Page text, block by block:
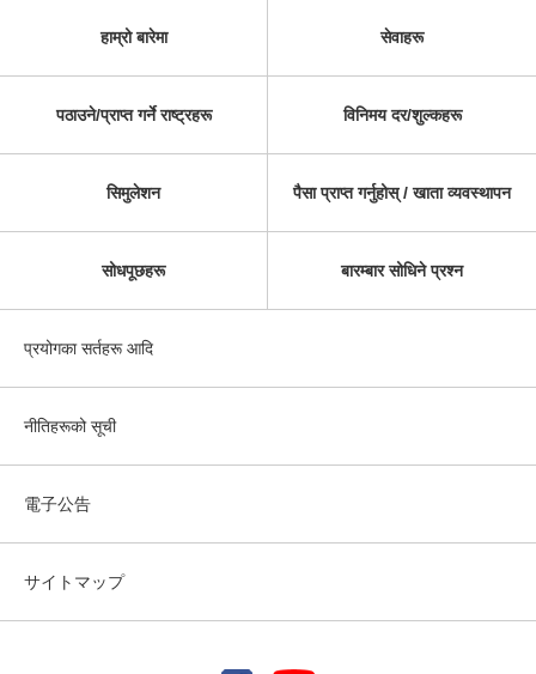
हाम्रो बारेमा सेवाहरू
पठाउने/प्राप्त गर्ने राष्ट्रहरू विनिमय दर/शुल्कहरू
सिमुलेशन पैसा प्राप्त गर्नुहोस् / खाता व्यवस्थापन
सोधपूछहरू बारम्बार सोधिने प्रश्न
प्रयोगका सर्तहरू आदि
नीतिहरूको सूची
電子公告
サイトマップ